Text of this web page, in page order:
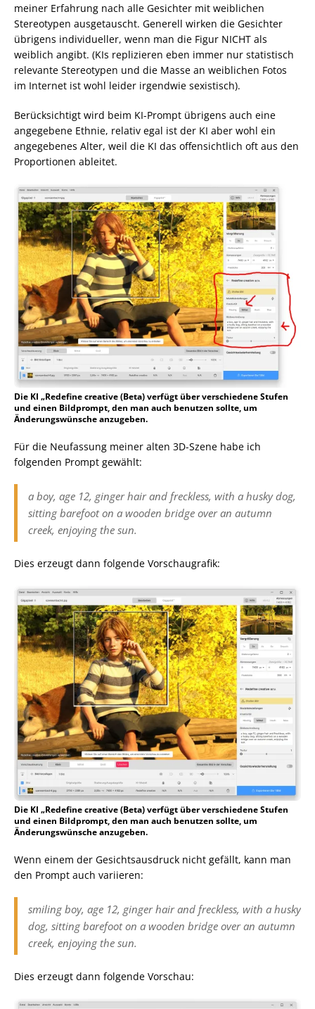
meiner Erfahrung nach alle Gesichter mit weiblichen
Stereotypen ausgetauscht. Generell wirken die Gesichter
übrigens individueller, wenn man die Figur NICHT als
weiblich angibt. (KIs replizieren eben immer nur statistisch
relevante Stereotypen und die Masse an weiblichen Fotos
im Internet ist wohl leider irgendwie sexistisch).
Berücksichtigt wird beim KI-Prompt übrigens auch eine
angegebene Ethnie, relativ egal ist der KI aber wohl ein
angegebenes Alter, weil die KI das offensichtlich oft aus den
Proportionen ableitet.
Die KI „Redefine creative (Beta) verfügt über verschiedene Stufen
und einen Bildprompt, den man auch benutzen sollte, um
Änderungswünsche anzugeben.
Für die Neufassung meiner alten 3D-Szene habe ich
folgenden Prompt gewählt:
a boy, age 12, ginger hair and freckless, with a husky dog,
sitting barefoot on a wooden bridge over an autumn
creek, enjoying the sun.
Dies erzeugt dann folgende Vorschaugrafik:
Die KI „Redefine creative (Beta) verfügt über verschiedene Stufen
und einen Bildprompt, den man auch benutzen sollte, um
Änderungswünsche anzugeben.
Wenn einem der Gesichtsausdruck nicht gefällt, kann man
den Prompt auch variieren:
smiling boy, age 12, ginger hair and freckless, with a husky
dog, sitting barefoot on a wooden bridge over an autumn
creek, enjoying the sun.
Dies erzeugt dann folgende Vorschau: